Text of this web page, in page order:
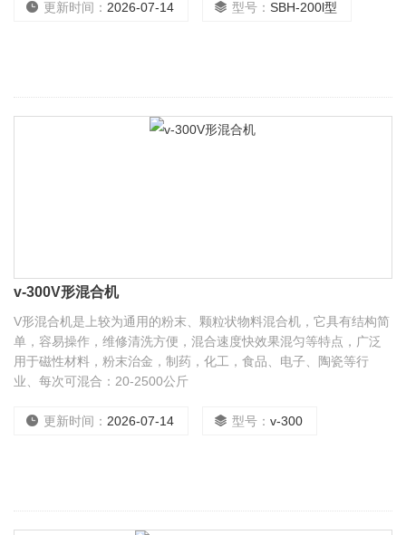
心力作用，无比重偏析及分层，积聚现象，*。物料可有悬殊的比
更新时间： 2026-07-14 型号：SBH-200l型
v-300V形混合机
V形混合机是上较为通用的粉末、颗粒状物料混合机，它具有结构简
单，容易操作，维修清洗方便，混合速度快效果混匀等特点，广泛
用于磁性材料，粉末治金，制药，化工，食品、电子、陶瓷等行
业、每次可混合：20-2500公斤
更新时间： 2026-07-14 型号：v-300